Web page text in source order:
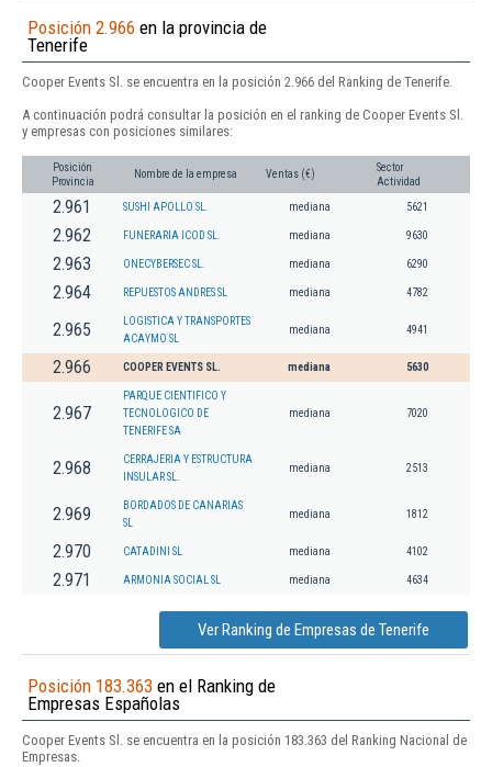
Posición 2.966 en la provincia de
Tenerife
Cooper Events Sl. se encuentra en la posición 2.966 del Ranking de Tenerife.
A continuación podrá consultar la posición en el ranking de Cooper Events Sl.
y empresas con posiciones similares:
Posición
Provincia
Nombre de la empresa Ventas (€)
Sector
Actividad
2.961 SUSHI APOLLO SL. mediana 5621
2.962 FUNERARIA ICOD SL. mediana 9630
2.963 ONECYBERSEC SL. mediana 6290
2.964 REPUESTOS ANDRES SL mediana 4782
2.965
LOGISTICA Y TRANSPORTES
ACAYMO SL
mediana 4941
2.966 COOPER EVENTS SL. mediana 5630
2.967
PARQUE CIENTIFICO Y
TECNOLOGICO DE
TENERIFE SA
mediana 7020
2.968
CERRAJERIA Y ESTRUCTURA
INSULAR SL.
mediana 2513
2.969
BORDADOS DE CANARIAS
SL
mediana 1812
2.970 CATADINI SL mediana 4102
2.971 ARMONIA SOCIAL SL mediana 4634
Ver Ranking de Empresas de Tenerife
Posición 183.363 en el Ranking de
Empresas Españolas
Cooper Events Sl. se encuentra en la posición 183.363 del Ranking Nacional de
Empresas.